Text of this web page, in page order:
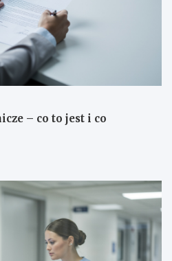
– co to jest i co